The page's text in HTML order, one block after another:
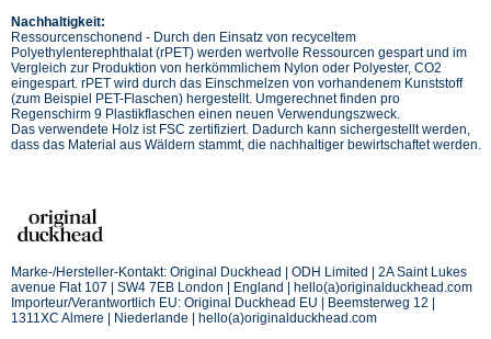
Nachhaltigkeit:
Ressourcenschonend - Durch den Einsatz von recyceltem
Polyethylenterephthalat (rPET) werden wertvolle Ressourcen gespart und im
Vergleich zur Produktion von herkömmlichem Nylon oder Polyester, CO2
eingespart. rPET wird durch das Einschmelzen von vorhandenem Kunststoff
(zum Beispiel PET-Flaschen) hergestellt. Umgerechnet finden pro
Regenschirm 9 Plastikflaschen einen neuen Verwendungszweck.
Das verwendete Holz ist FSC zertifiziert. Dadurch kann sichergestellt werden,
dass das Material aus Wäldern stammt, die nachhaltiger bewirtschaftet werden.
Marke-/Hersteller-Kontakt: Original Duckhead | ODH Limited | 2A Saint Lukes
avenue Flat 107 | SW4 7EB London | England | hello(a)originalduckhead.com
Importeur/Verantwortlich EU: Original Duckhead EU | Beemsterweg 12 |
1311XC Almere | Niederlande | hello(a)originalduckhead.com